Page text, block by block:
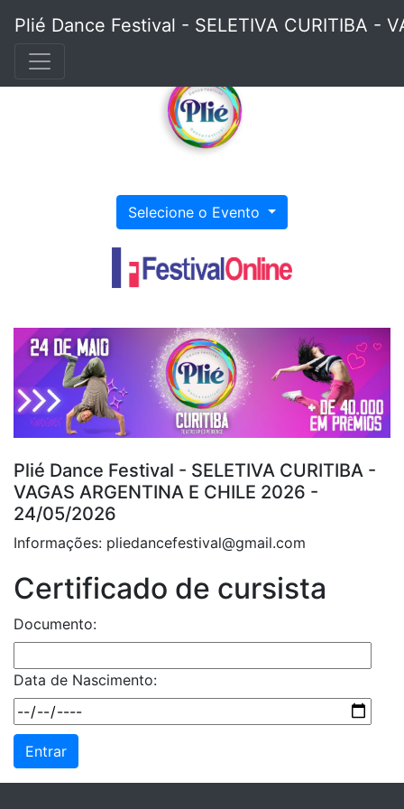
Plié Dance Festival - SELETIVA CURITIBA -
Selecione o Evento
Plié Dance Festival - SELETIVA CURITIBA -
VAGAS ARGENTINA E CHILE 2026 -
24/05/2026
Informações: pliedancefestival@gmail.com
Certificado de cursista
Documento:
Data de Nascimento: